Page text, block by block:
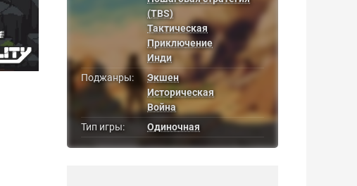
(TBS)
Тактическая
Приключение
Инди
Поджанры:
Экшен
Историческая
Война
Тип игры:
Одиночная